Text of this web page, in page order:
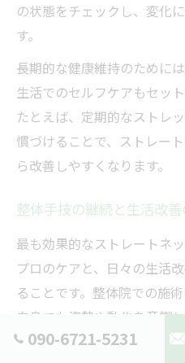
の状態をチェックし、変化
す。
長期的な健康維持のために
生活でのセルフケアもセッ
たとえば、定期的なストレ
慣づけることで、ストレー
ら改善しやすくなります。
整体手技の継続と生活改
最も効果的なストレートネ
プロのケアと、日々の生活
ることです。整体院での施
自身でも姿勢や動作を意識
で、より安定した健康状態
090-6721-5231